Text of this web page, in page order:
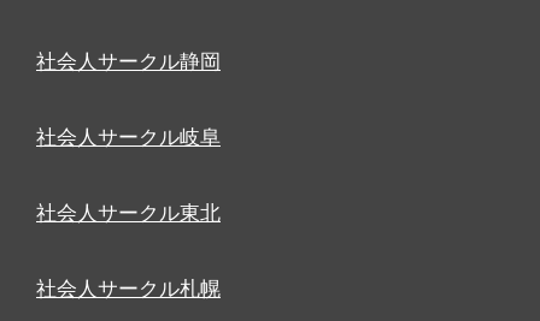
社会人サークル静岡
社会人サークル岐阜
社会人サークル東北
社会人サークル札幌